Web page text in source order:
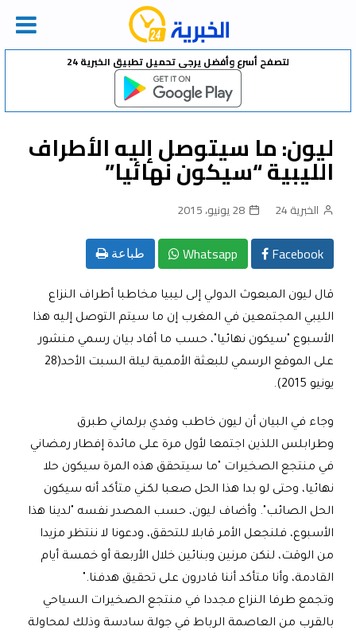
Skip
لتصفح أسرع وأفضل يرجى تحميل تطبيق الخبرية 24
ليون: ما سيتوصل إليه الأطراف
الليبية “سيكون نهائيا”
الخبرية 24 28 يونيو، 2015
Facebook
Whatsapp طباعة
قال ليون المبعوث الدولي إلى ليبيا مخاطبا أطراف النزاع
الليبي المجتمعين في المغرب إن ما سيتم التوصل إليه هذا
الأسبوع "سيكون نهائيا"، حسب ما أفاد بيان رسمي منشور
على الموقع الرسمي للبعثة الأممية ليلة السبت الأحد(28
يونيو 2015).
وجاء في البيان أن ليون خاطب وفدي برلماني طبرق
وطرابلس اللذين اجتمعا لأول مرة على مائدة إفطار رمضاني
في منتجع الصخيرات "ما سيتحقق هذه المرة سيكون حلا
نهائيا، وحتى لو بدا هذا الحل صعبا لكني متأكد أنه سيكون
الحل الصائب". وأضاف ليون، حسب المصدر نفسه "لدينا هذا
الأسبوع، فلنجعل الأمر قابلا للتحقق، ودعونا لا ننتظر مزيدا
من الوقت، لنكن مرنين وبنائين خلال الأربعة أو خمسة أيام
القادمة، وأنا متأكد أننا قادرون على تحقيق هدفنا".
وتجمع طرفا النزاع مجددا في منتجع الصخيرات السياحي
بالقرب من العاصمة الرباط في جولة سادسة وذلك لمحاولة